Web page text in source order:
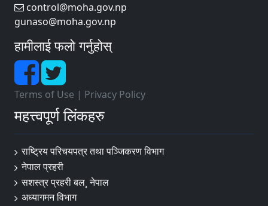
control@moha.gov.np
gunaso@moha.gov.np
हामीलाई फलो गर्नुहोस्
Terms of Use | Privacy Policy
महत्त्वपूर्ण लिंकहरु
राष्ट्रिय परिचयपत्र तथा पञ्‍जिकरण विभाग
नेपाल प्रहरी
सशस्त्र प्रहरी बल¸ नेपाल
अध्यागमन विभाग